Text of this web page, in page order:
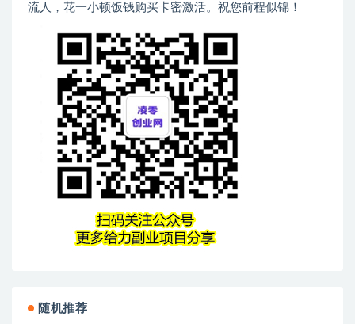
流人，花一小顿饭钱购买卡密激活。祝您前程似锦！
随机推荐